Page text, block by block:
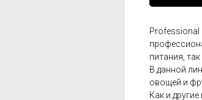
Professional
питания,
В данной
овощей и
Как и